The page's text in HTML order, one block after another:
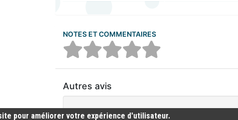
NOTES ET COMMENTAIRES
Autres avis
Aucun commentaire n'a été trouvé
pour améliorer votre expérience d'utilisateur.